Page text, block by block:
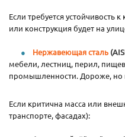
Если требуется устойчивость
или конструкция будет на
Нержавеющая сталь
мебели, лестниц, перил,
промышленности. Дороже, но
Если критична масса или
транспорте, фасадах):